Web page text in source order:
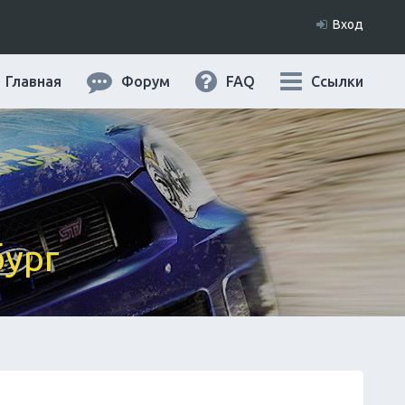
Вход
Ссылки
FAQ
Форум
Главная